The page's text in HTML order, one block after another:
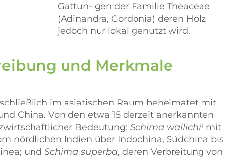
Gattun- gen der Familie Theaceae
(Adinandra, Gordonia) deren Holz
jedoch nur lokal genutzt wird.
und Merkmale
im asiatischen Raum beheimatet mit
China. Von den etwa 15 derzeit anerkannten
Bedeutung: Schima wallichii mit
nördlichen Indien über Indochina, Südchina bis
und Schima superba, deren Verbreitung von